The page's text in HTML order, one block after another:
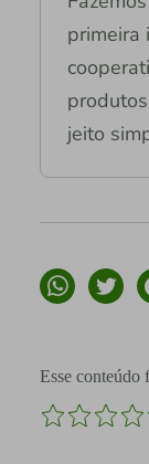
primeira
jeito
Esse conteúdo